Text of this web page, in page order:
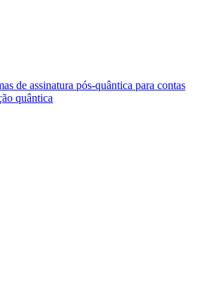
de assinatura pós-quântica para contas
quântica